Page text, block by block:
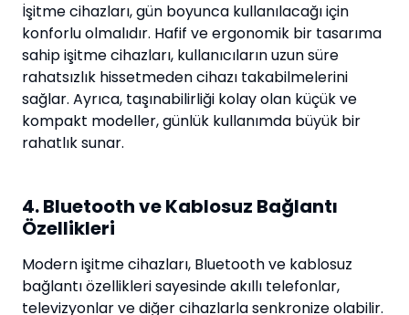
İşitme cihazları, gün boyunca kullanılacağı için
konforlu olmalıdır. Hafif ve ergonomik bir tasarıma
sahip işitme cihazları, kullanıcıların uzun süre
rahatsızlık hissetmeden cihazı takabilmelerini
sağlar. Ayrıca, taşınabilirliği kolay olan küçük ve
kompakt modeller, günlük kullanımda büyük bir
rahatlık sunar.
4. Bluetooth ve Kablosuz Bağlantı
Özellikleri
Modern işitme cihazları, Bluetooth ve kablosuz
bağlantı özellikleri sayesinde akıllı telefonlar,
televizyonlar ve diğer cihazlarla senkronize olabilir.